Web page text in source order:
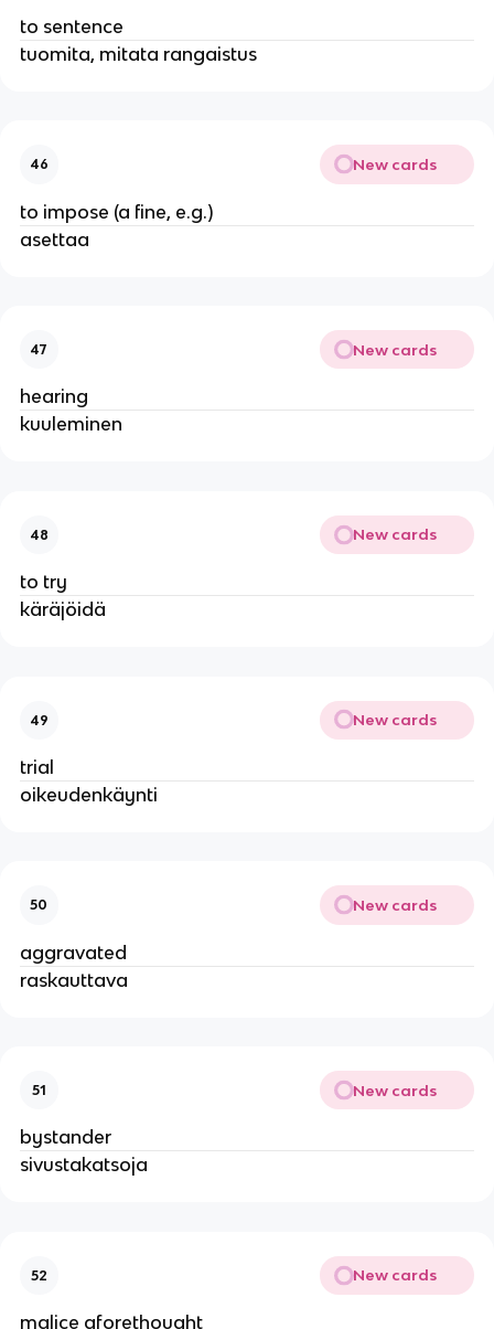
to sentence
tuomita, mitata rangaistus
46 New cards
to impose (a fine, e.g.)
asettaa
47 New cards
hearing
kuuleminen
48 New cards
to try
käräjöidä
49 New cards
trial
oikeudenkäynti
50 New cards
aggravated
raskauttava
51 New cards
bystander
sivustakatsoja
52 New cards
malice aforethought